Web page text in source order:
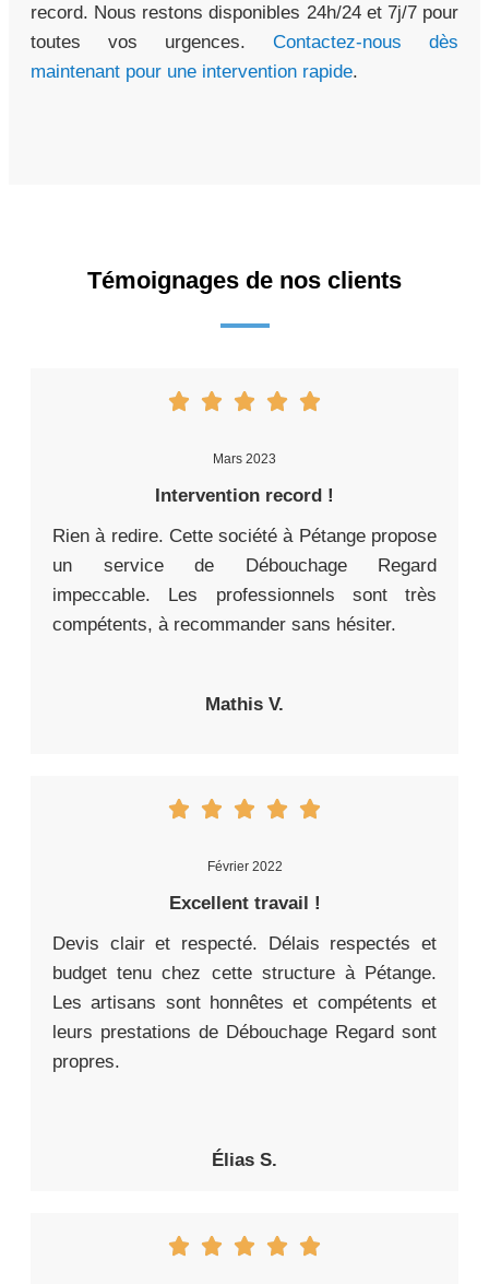
record. Nous restons disponibles 24h/24 et 7j/7 pour
toutes vos urgences. Contactez-nous dès
maintenant pour une intervention rapide.
Témoignages de nos clients
Mars 2023
Intervention record !
Rien à redire. Cette société à Pétange propose
un service de Débouchage Regard
impeccable. Les professionnels sont très
compétents, à recommander sans hésiter.
Mathis V.
Février 2022
Excellent travail !
Devis clair et respecté. Délais respectés et
budget tenu chez cette structure à Pétange.
Les artisans sont honnêtes et compétents et
leurs prestations de Débouchage Regard sont
propres.
Élias S.